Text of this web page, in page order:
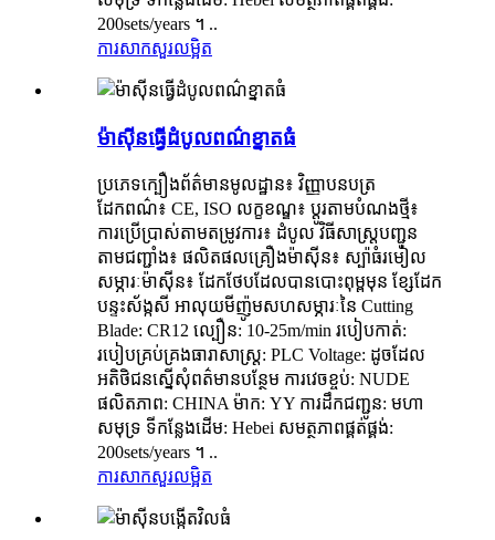
200sets/years ។ ..
ការសាកសួរលម្អិត
ម៉ាស៊ីនធ្វើដំបូលពណ៌ខ្នាតធំ
ប្រភេទក្បឿងព័ត៌មានមូលដ្ឋាន៖ វិញ្ញាបនបត្រ
ដែកពណ៌៖ CE, ISO លក្ខខណ្ឌ៖ ប្ដូរតាមបំណងថ្មី៖
ការប្រើប្រាស់តាមតម្រូវការ៖ ដំបូល វិធីសាស្ត្របញ្ជូន
តាមជញ្ជាំង៖ ផលិតផលគ្រឿងម៉ាស៊ីន៖ ស្ប៉ាធំរមៀល
សម្ភារៈម៉ាស៊ីន៖ ដែកថែបដែលបានបោះពុម្ពមុន ខ្សែដែក
បន្ទះស័ង្កសី អាលុយមីញ៉ូមសហសម្ភារៈនៃ Cutting
Blade: CR12 ល្បឿន: 10-25m/min របៀបកាត់:
របៀបគ្រប់គ្រងធារាសាស្ត្រ: PLC Voltage: ដូចដែល
អតិថិជនស្នើសុំពត៌មានបន្ថែម ការវេចខ្ចប់: NUDE
ផលិតភាព: CHINA ម៉ាក: YY ការដឹកជញ្ជូន: មហា
សមុទ្រ ទីកន្លែងដើម: Hebei សមត្ថភាពផ្គត់ផ្គង់:
200sets/years ។ ..
ការសាកសួរលម្អិត